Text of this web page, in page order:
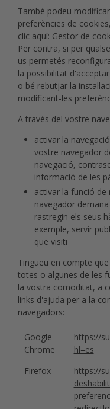
També podeu
preferències de
clic aquí: Gestor de
Per contra, si per
us permetés
la possibilitat
o bé rebutjar la
modificant-les
A través del vostre
activar la
vostre navegador
navegació,
informació de les
activar la funció
navegador
rastregin els seus
exemple, servir
que visiti
Tingueu en compte
totes o algunes de les
la vostra comoditat, a
links d'ajuda per a la
navegadors:
Google
Chrome
https://
hl=es
Firefox
https://